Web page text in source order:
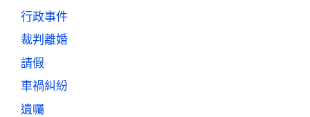
行政事件
裁判離婚
請假
車禍糾紛
遺囑